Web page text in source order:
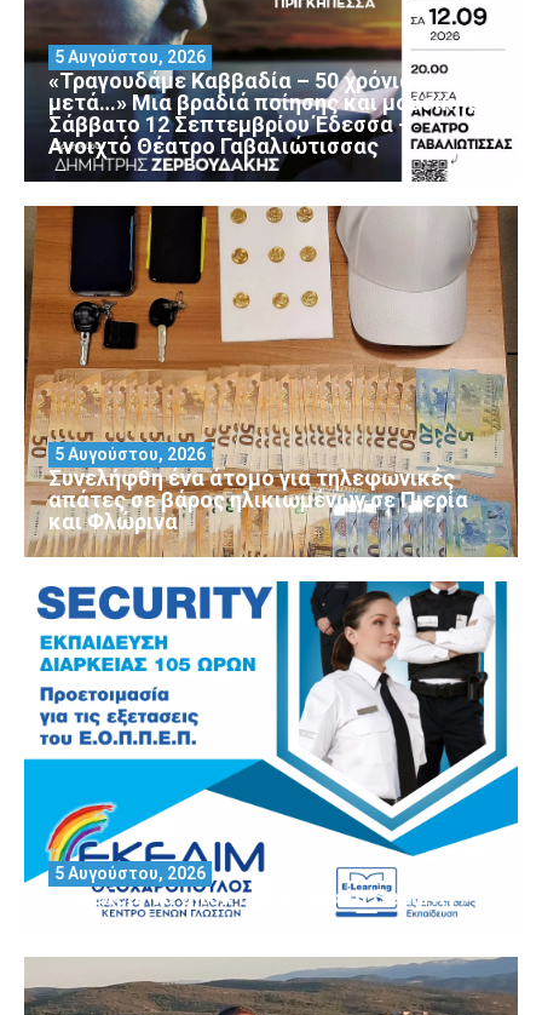
«Τραγουδάμε Καββαδία – 50 χρόνια
μετά…» Μια βραδιά ποίησης και μουσικής
Σάββατο 12 Σεπτεμβρίου Έδεσσα –
Ανοιχτό Θέατρο Γαβαλιώτισσας
5 Αυγούστου, 2026
Συνελήφθη ένα άτομο για τηλεφωνικές
απάτες σε βάρος ηλικιωμένων σε Πιερία
και Φλώρινα
5 Αυγούστου, 2026
Θέλεις να αποκτήσεις άδεια Security?
5 Αυγούστου, 2026